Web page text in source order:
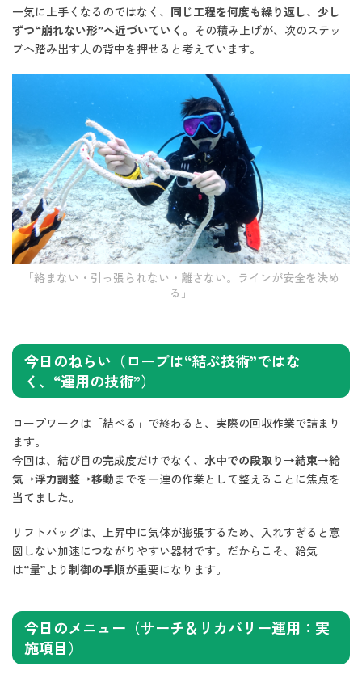
一気に上手くなるのではなく、 同じ工程を何度も繰り返し、少し
ずつ“崩れない形”へ近づいていく 。その積み上げが、次のステッ
プへ踏み出す人の背中を押せると考えています。
「絡まない・引っ張られない・離さない。ラインが安全を決め
る」
今日のねらい（ロープは“結ぶ技術”ではな
く、“運用の技術”）
ロープワークは「結べる」で終わると、実際の回収作業で詰まり
ます。
今回は、結び目の完成度だけでなく、 水中での段取り→結束→給
気→浮力調整→移動 までを一連の作業として整えることに焦点を
当てました。
リフトバッグは、上昇中に気体が膨張するため、入れすぎると意
図しない加速につながりやすい器材です。だからこそ、給気
は“量”より 制御の手順が重要になります。
今日のメニュー（サーチ＆リカバリー運用：実
施項目）